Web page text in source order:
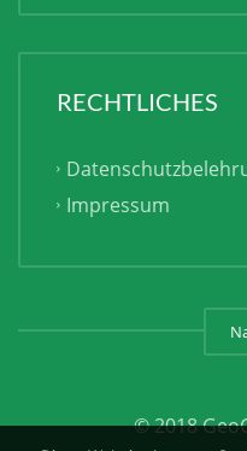
RECHTLICHES
Impressum
© 2018